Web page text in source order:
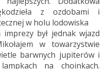
z ozdobami i
w holu lodowiska
imprezy był jednak wjazd
w towarzystwie
barwnych jupiterów i
na choinkach.